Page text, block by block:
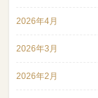
2026年4月
2026年3月
2026年2月